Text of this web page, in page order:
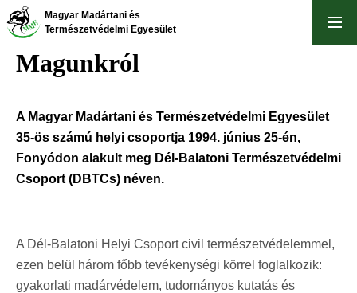
Ugrás
Magyar Madártani és
Természetvédelmi Egyesület
Magunkról
A Magyar Madártani és Természetvédelmi Egyesület
35-ös számú helyi csoportja 1994. június 25-én,
Fonyódon alakult meg Dél-Balatoni Természetvédelmi
Csoport (DBTCs) néven.
A Dél-Balatoni Helyi Csoport civil természetvédelemmel,
ezen belül három főbb tevékenységi körrel foglalkozik:
gyakorlati madárvédelem, tudományos kutatás és